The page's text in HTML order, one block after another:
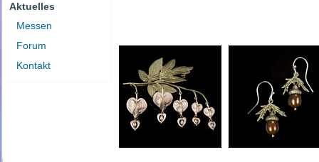
Aktuelles
Messen
Forum
Kontakt